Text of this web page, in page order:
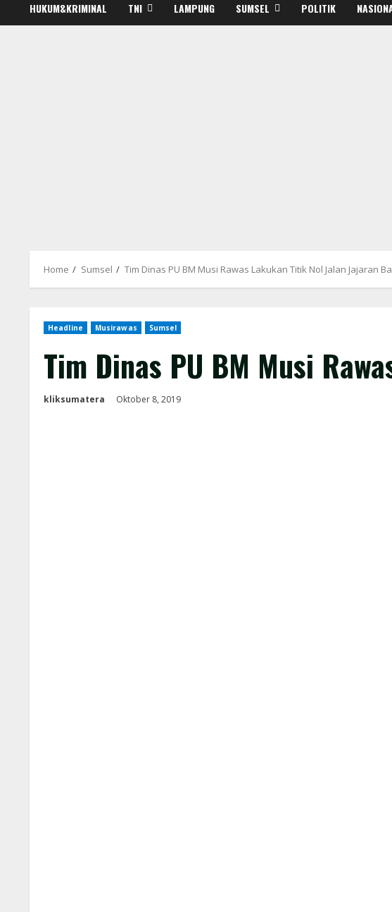
HUKUM&KRIMINAL TNI LAMPUNG SUMSEL POLITIK
Home Sumsel Tim Dinas PU BM Musi Rawas Lakukan Titik Nol Jalan Jajaran
Headline Musirawas Sumsel
Tim Dinas PU BM Musi
kliksumatera Oktober 8, 2019